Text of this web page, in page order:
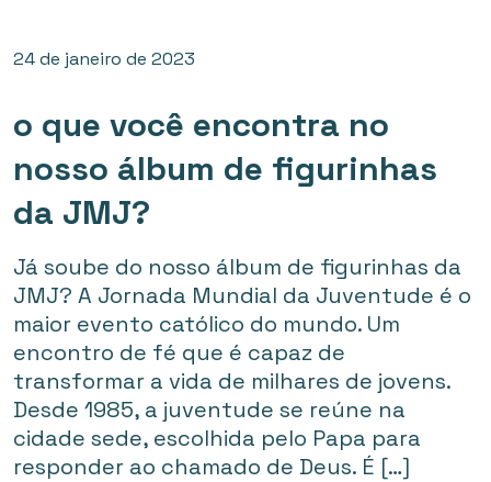
24 de janeiro de 2023
o que você encontra no
nosso álbum de figurinhas
da JMJ?
Já soube do nosso álbum de figurinhas da
JMJ? A Jornada Mundial da Juventude é o
maior evento católico do mundo. Um
encontro de fé que é capaz de
transformar a vida de milhares de jovens.
Desde 1985, a juventude se reúne na
cidade sede, escolhida pelo Papa para
responder ao chamado de Deus. É […]